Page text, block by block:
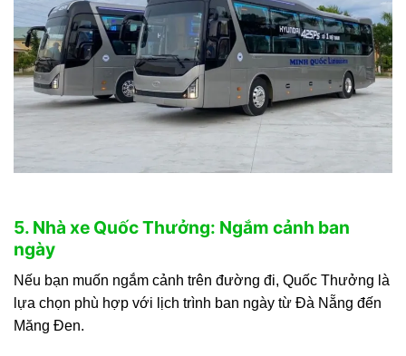
5. Nhà xe Quốc Thưởng: Ngắm cảnh ban
ngày
Nếu bạn muốn ngắm cảnh trên đường đi, Quốc Thưởng là
lựa chọn phù hợp với lịch trình ban ngày từ Đà Nẵng đến
Măng Đen.